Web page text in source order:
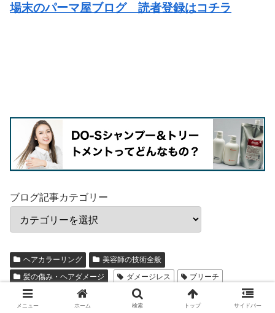
場末のパーマ屋ブログ 読者登録はコチラ
ブログ記事カテゴリー
ヘアカラーリング
美容師の技術全般
髪の傷み・ヘアダメージ
ダメージレス
ブリーチ
ヘアカラー
ヘアダイ メラニン色素 失敗
毛染め
白髪染め
メニュー ホーム 検索 トップ サイドバー